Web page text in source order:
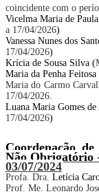
coincidente com o
Vicelma Maria de
a 17/04/2026)
Vanessa Nunes dos
17/04/2026)
Krícia de Sousa Silva (
Maria da Penha Feitosa
Maria do Carmo
17/04/2026.
Luana Maria Gomes
17/04/2026)
Coordenação
Não Obrigatório
03/07/2024
Profa. Dra. Letícia
Prof. Me. Leonardo